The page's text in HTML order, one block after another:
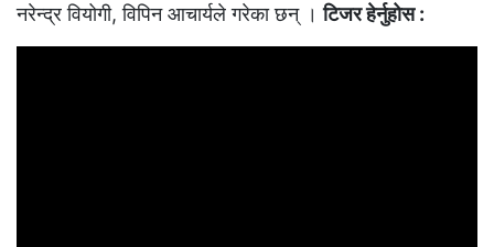
नरेन्द्र वियोगी, विपिन आचार्यले गरेका छन् ।टिजर हेर्नुहोस :